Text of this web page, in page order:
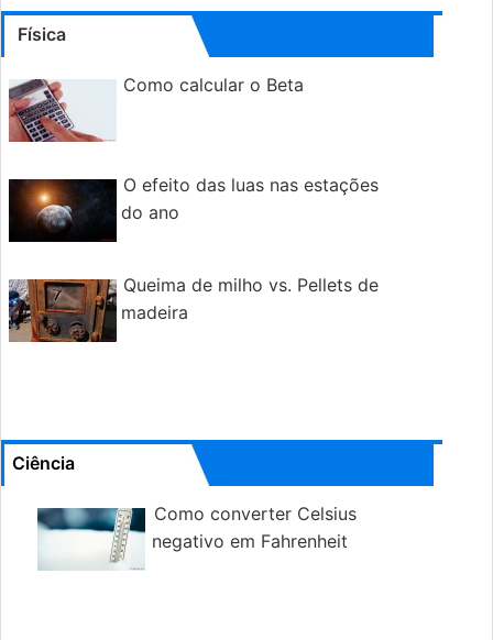
Física
Como calcular o Beta
O efeito das luas nas estações
do ano
Queima de milho vs. Pellets de
madeira
Ciência
Como converter Celsius
negativo em Fahrenheit